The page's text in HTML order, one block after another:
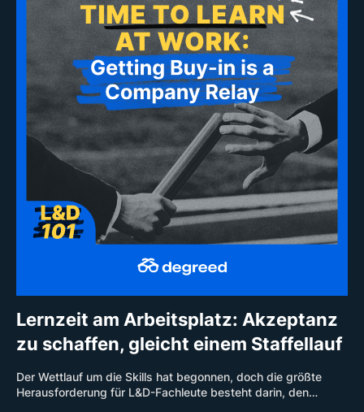
Lernzeit am Arbeitsplatz: Akzeptanz
zu schaffen, gleicht einem Staffellauf
Der Wettlauf um die Skills hat begonnen, doch die größte
Herausforderung für L&D-Fachleute besteht darin, den